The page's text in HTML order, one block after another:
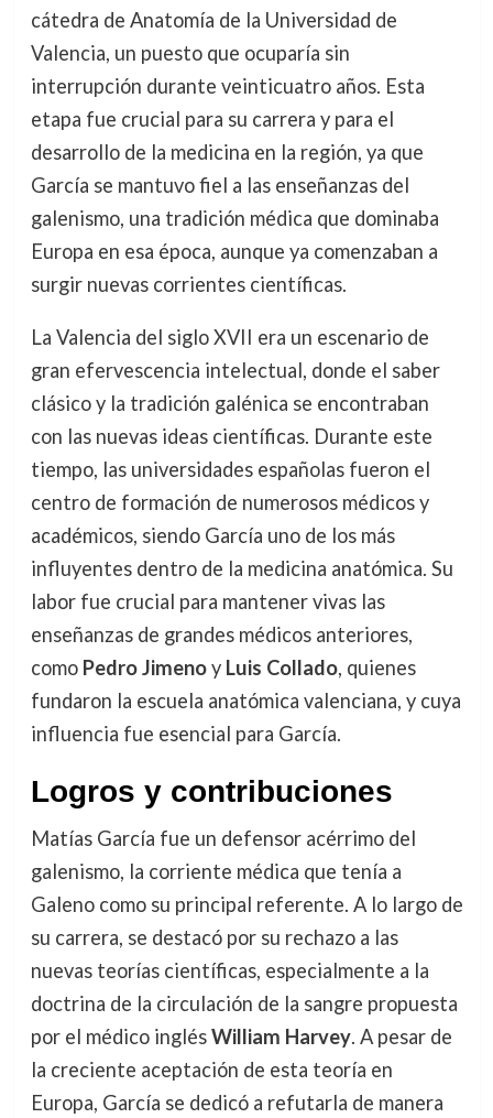
cátedra de Anatomía de la Universidad de
Valencia, un puesto que ocuparía sin
interrupción durante veinticuatro años. Esta
etapa fue crucial para su carrera y para el
desarrollo de la medicina en la región, ya que
García se mantuvo fiel a las enseñanzas del
galenismo, una tradición médica que dominaba
Europa en esa época, aunque ya comenzaban a
surgir nuevas corrientes científicas.
La Valencia del siglo XVII era un escenario de
gran efervescencia intelectual, donde el saber
clásico y la tradición galénica se encontraban
con las nuevas ideas científicas. Durante este
tiempo, las universidades españolas fueron el
centro de formación de numerosos médicos y
académicos, siendo García uno de los más
influyentes dentro de la medicina anatómica. Su
labor fue crucial para mantener vivas las
enseñanzas de grandes médicos anteriores,
como Pedro Jimenoy Luis Collado, quienes
fundaron la escuela anatómica valenciana, y cuya
influencia fue esencial para García.
Logros y contribuciones
Matías García fue un defensor acérrimo del
galenismo, la corriente médica que tenía a
Galeno como su principal referente. A lo largo de
su carrera, se destacó por su rechazo a las
nuevas teorías científicas, especialmente a la
doctrina de la circulación de la sangre propuesta
por el médico inglésWilliam Harvey. A pesar de
la creciente aceptación de esta teoría en
Europa, García se dedicó a refutarla de manera